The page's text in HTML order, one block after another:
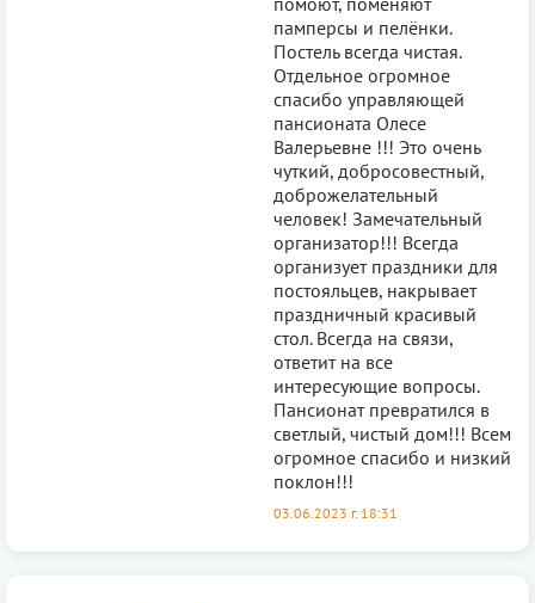
памперсы и пелёнки.
Постель всегда чистая.
Отдельное огромное
спасибо управляющей
пансионата Олесе
Валерьевне !!! Это очень
чуткий, добросовестный,
доброжелательный
человек! Замечательный
организатор!!! Всегда
организует праздники для
постояльцев, накрывает
праздничный красивый
стол. Всегда на связи,
ответит на все
интересующие вопросы.
Пансионат превратился в
светлый, чистый дом!!! Всем
огромное спасибо и низкий
поклон!!!
03.06.2023 г. 18:31